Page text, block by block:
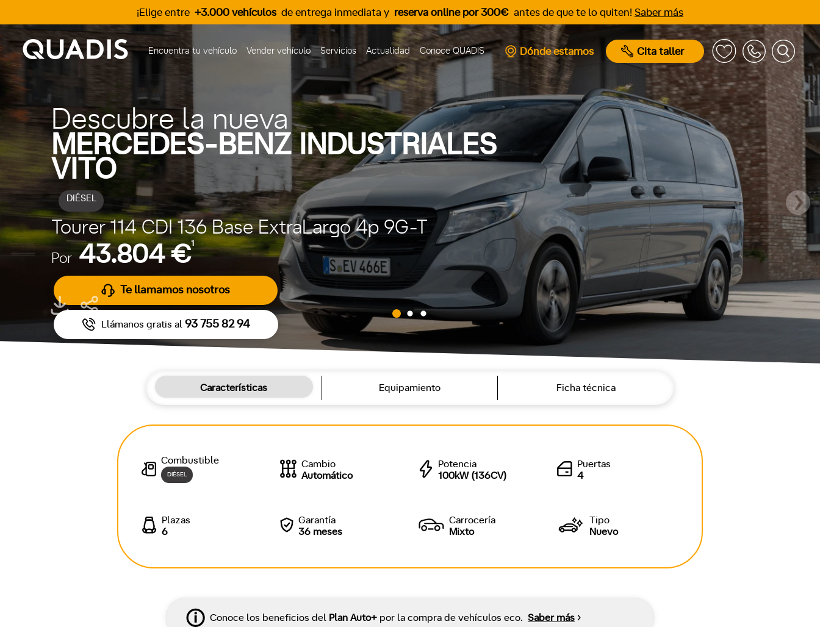
¡Elige entre +3.000 vehículos de entrega inmediata y reserva online por 300€ antes de que te lo quiten! Saber más
Encuentra tu vehículo Vender vehículo Servicios Actualidad Conoce QUADIS Dónde estamos Cita taller
Descubre la nueva
MERCEDES-BENZ INDUSTRIALES
VITO
DIÉSEL
Tourer 114 CDI 136 Base ExtraLargo 4p 9G-T
Por 43.804 €1
Te llamamos nosotros
Llámanos gratis al 93 755 82 94
Características Equipamiento Ficha técnica
Combustible
DIÉSEL
Cambio
Automático
Potencia
100kW (136CV)
Puertas
4
Plazas
6
Garantía
36 meses
Carrocería
Mixto
Tipo
Nuevo
Conoce los beneficios del Plan Auto+ por la compra de vehículos eco. Saber más